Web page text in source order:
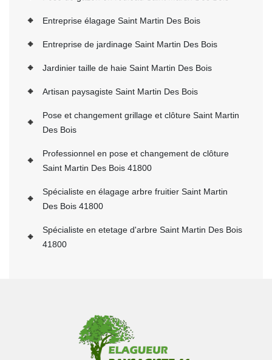
Entreprise élagage Saint Martin Des Bois
Entreprise de jardinage Saint Martin Des Bois
Jardinier taille de haie Saint Martin Des Bois
Artisan paysagiste Saint Martin Des Bois
Pose et changement grillage et clôture Saint Martin
Des Bois
Professionnel en pose et changement de clôture
Saint Martin Des Bois 41800
Spécialiste en élagage arbre fruitier Saint Martin
Des Bois 41800
Spécialiste en etetage d'arbre Saint Martin Des Bois
41800